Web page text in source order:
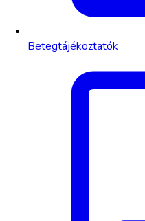
Betegtájékoztatók